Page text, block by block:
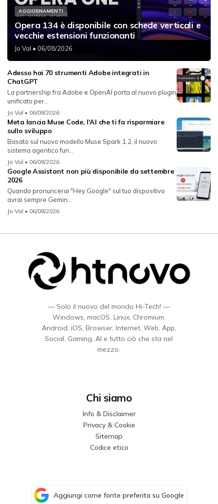
AGGIORNAMENTI
Opera 134 è disponibile con schede verticali e
vecchie estensioni funzionanti
Jo Val • 06/08/2026
Adesso hai 70 strumenti Adobe integrati in
ChatGPT
La partnership fra Adobe e OpenAI porta al nuovo plugin
unificato per...
Jo Val • 06/08/2026
Meta lancia Muse Code, l'AI che ti fa risparmiare
sullo sviluppo
Basato sul nuovo modello Muse Spark 1.2, il nuovo
sistema agentico fun...
Jo Val • 06/08/2026
Google Assistant non più disponibile da settembre
2026
Quando pronuncerai "Hey Google" sul tuo dispositivo
avrai sempre Gemin...
Jo Val • 06/08/2026
— Solo il nuovo del mondo Hi-Tech! —
Windows, macOS, Linux, Chromium,
Android, iOS, Browser, Internet, Web, App,
Social, Gaming, AI e tutto ciò che sta nel
mezzo.
Chi siamo
Info & Disclaimer
Privacy & Cookie
Sitemap
Codice etico
Aggiungi come fonte preferita su Google